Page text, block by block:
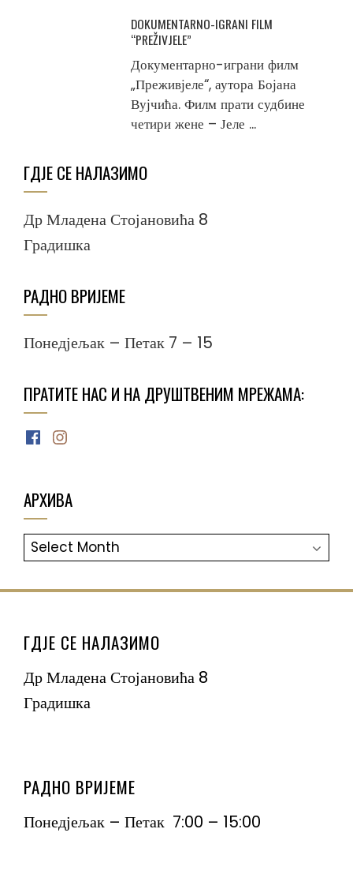
DOKUMENTARNO-IGRANI FILM
“PREŽIVJELE”
Документарно-играни филм
„Преживјеле“, аутора Бојана
Вујчића. Филм прати судбине
четири жене – Јеле ...
ГДЈЕ СЕ НАЛАЗИМО
Др Младена Стојановића 8
Градишка
РАДНО ВРИЈЕМЕ
Понедјељак – Петак 7 – 15
ПРАТИТЕ НАС И НА ДРУШТВЕНИМ МРЕЖАМА:
Facebook
Instagram
АРХИВА
АРХИВА
ГДЈЕ СЕ НАЛАЗИМО
Др Младена Стојановића 8
Градишка
РАДНО ВРИЈЕМЕ
Понедјељак – Петак 7:00 – 15:00